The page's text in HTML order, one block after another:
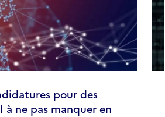
pour des
à ne pas manquer en